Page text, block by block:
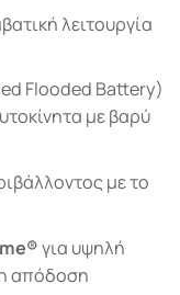
λειτουργία
Flooded Battery)
με βαρύ
με το
για υψηλή
απόδοση